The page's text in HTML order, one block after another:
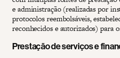
e administração (realizadas por
protocolos reembolsáveis,
reconhecidos e autorizados) para
Prestação de serviços e